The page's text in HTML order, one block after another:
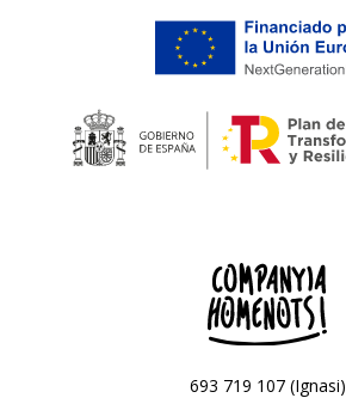
693 719 107 (Ignasi)